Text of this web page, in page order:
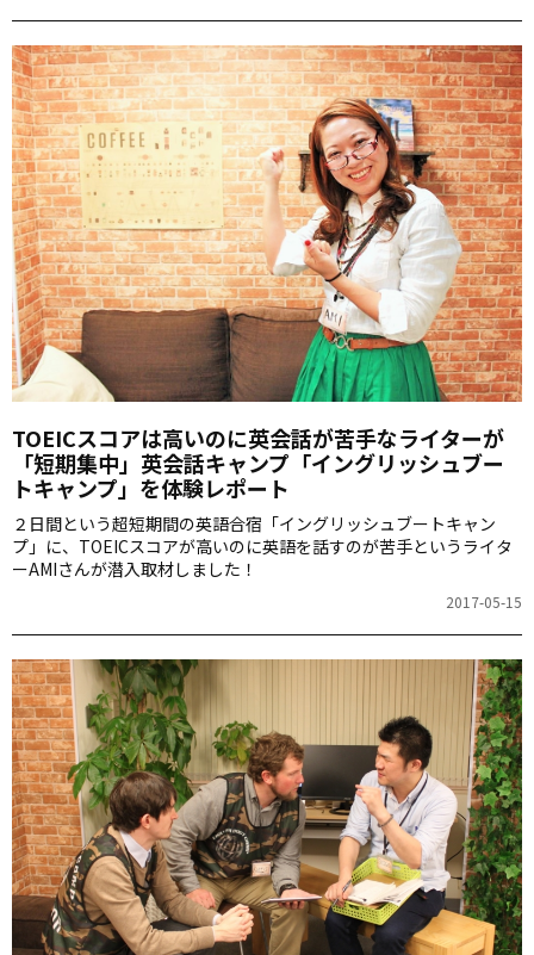
TOEICスコアは高いのに英会話が苦手なライターが
「短期集中」英会話キャンプ「イングリッシュブー
トキャンプ」を体験レポート
２日間という超短期間の英語合宿「イングリッシュブートキャン
プ」に、TOEICスコアが高いのに英語を話すのが苦手というライタ
ーAMIさんが潜入取材しました！
2017-05-15